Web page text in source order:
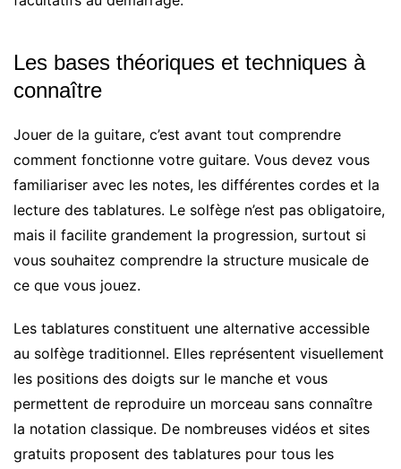
Les bases théoriques et techniques à
connaître
Jouer de la guitare, c’est avant tout comprendre
comment fonctionne votre guitare. Vous devez vous
familiariser avec les notes, les différentes cordes et la
lecture des tablatures. Le solfège n’est pas obligatoire,
mais il facilite grandement la progression, surtout si
vous souhaitez comprendre la structure musicale de
ce que vous jouez.
Les tablatures constituent une alternative accessible
au solfège traditionnel. Elles représentent visuellement
les positions des doigts sur le manche et vous
permettent de reproduire un morceau sans connaître
la notation classique. De nombreuses vidéos et sites
gratuits proposent des tablatures pour tous les